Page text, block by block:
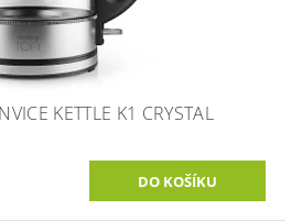
KETTLE K1 CRYSTAL